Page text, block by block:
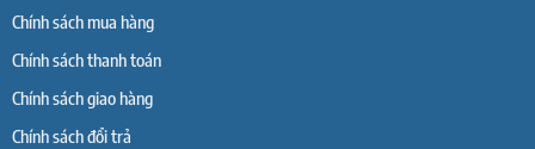
Chính sách mua hàng
Chính sách thanh toán
Chính sách giao hàng
Chính sách đổi trả